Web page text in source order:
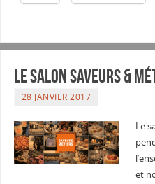
Le salon Saveurs &
28 JANVIER 2017
Le
et